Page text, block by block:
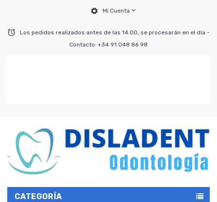
Mi Cuenta
Los pedidos realizados antes de las 14:00, se procesarán en el día -
Contacto: +34 91 048 86 98
CATEGORÍA